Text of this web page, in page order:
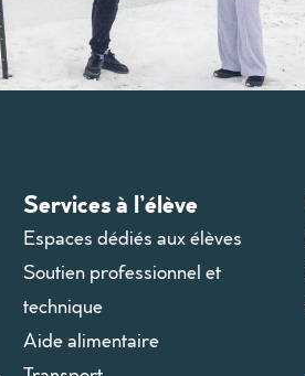
Services à l’élève
Espaces dédiés aux élèves
Soutien professionnel et
technique
Aide alimentaire